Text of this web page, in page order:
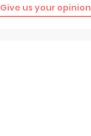
Give us your opinion